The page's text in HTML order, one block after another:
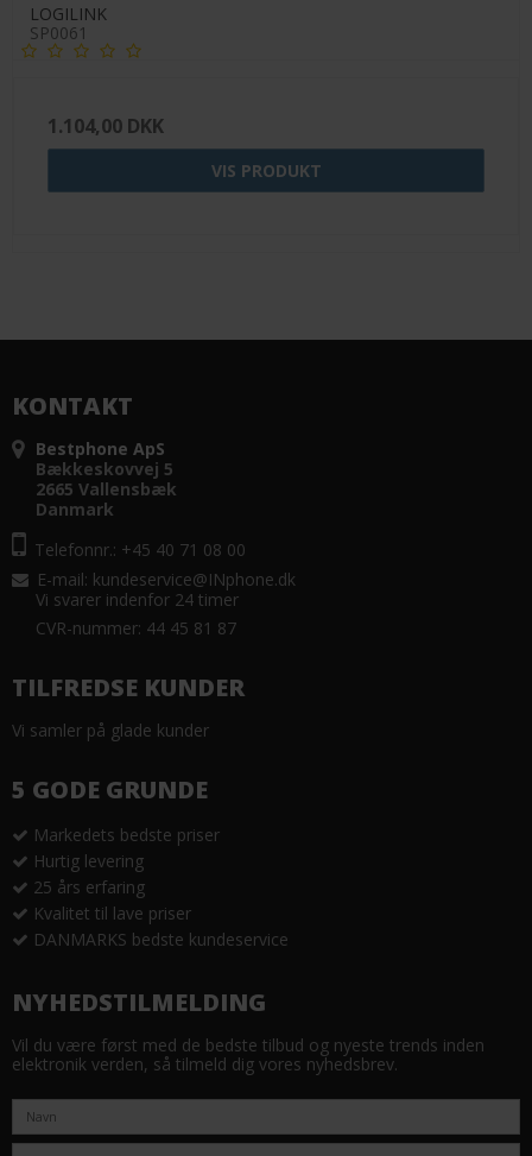
LOGILINK
SP0061
1.104,00 DKK
VIS PRODUKT
KONTAKT
Bestphone ApS
Bækkeskovvej 5
2665 Vallensbæk
Danmark
Telefonnr.: +45 40 71 08 00
E-mail: kundeservice@INphone.dk
Vi svarer indenfor 24 timer
CVR-nummer: 44 45 81 87
TILFREDSE KUNDER
Vi samler på glade kunder
5 GODE GRUNDE
Markedets bedste priser
Hurtig levering
25 års erfaring
Kvalitet til lave priser
DANMARKS bedste kundeservice
NYHEDSTILMELDING
Vil du være først med de bedste tilbud og nyeste trends inden
elektronik verden, så tilmeld dig vores nyhedsbrev.